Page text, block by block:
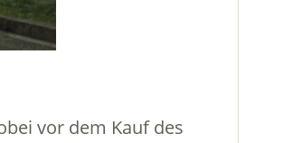
vor dem Kauf des